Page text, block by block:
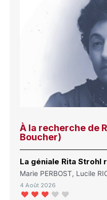
À la recherche de
Boucher)
La géniale Rita Strohl
Marie PERBOST, Lucile
4 Août 2026